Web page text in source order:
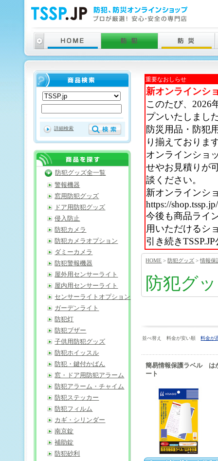
重要なおしらせ
新オンラインシ
このたび、2026
プンいたしまし
防災用品・防犯
り揃えておりま
オンラインショ
せやお見積りが
談ください。
新オンラインシ
https://shop.tssp.jp/
今後も商品ライ
用いただけるシ
引き続き
HOME >防犯グッズ >情報保
防犯グ
並べ替え 料金が安い順料金が
簡易情報保護ラベル は
ート
詳細検索
防犯グッズ全一覧
警報機器
窓用防犯グッズ
ドア用防犯グッズ
侵入防止
防犯カメラ
防犯カメラオプション
ダミーカメラ
防犯警報機器
屋外用センサーライト
屋内用センサーライト
センサーライトオプション
ガーデンライト
防犯灯
防犯ブザー
子供用防犯グッズ
防犯ホイッスル
防犯・鍵付かばん
窓・ドア用防犯アラーム
防犯アラーム・チャイム
防犯ステッカー
防犯フィルム
カギ・シリンダー
南京錠
補助錠
防犯砂利